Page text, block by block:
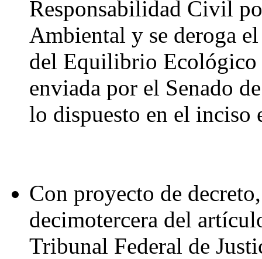
Responsabilidad Civil
Ambiental y se deroga
del Equilibrio Ecológico
enviada por el Senado
lo dispuesto en el
Con proyecto de
decimotercera del
Tribunal Federal de